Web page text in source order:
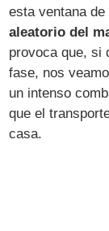
esta ventana
aleatorio del
provoca que, si
fase, nos
un intenso
que el
casa.